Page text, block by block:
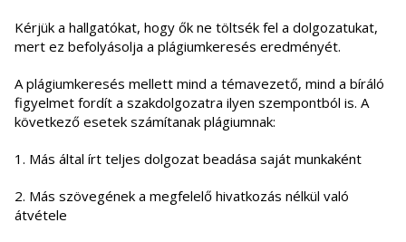
Kérjük a hallgatókat, hogy ők ne töltsék fel a dolgozatukat,
mert ez befolyásolja a plágiumkeresés eredményét.
A plágiumkeresés mellett mind a témavezető, mind a bíráló
figyelmet fordít a szakdolgozatra ilyen szempontból is. A
következő esetek számítanak plágiumnak:
1. Más által írt teljes dolgozat beadása saját munkaként
2. Más szövegének a megfelelő hivatkozás nélkül való
átvétele